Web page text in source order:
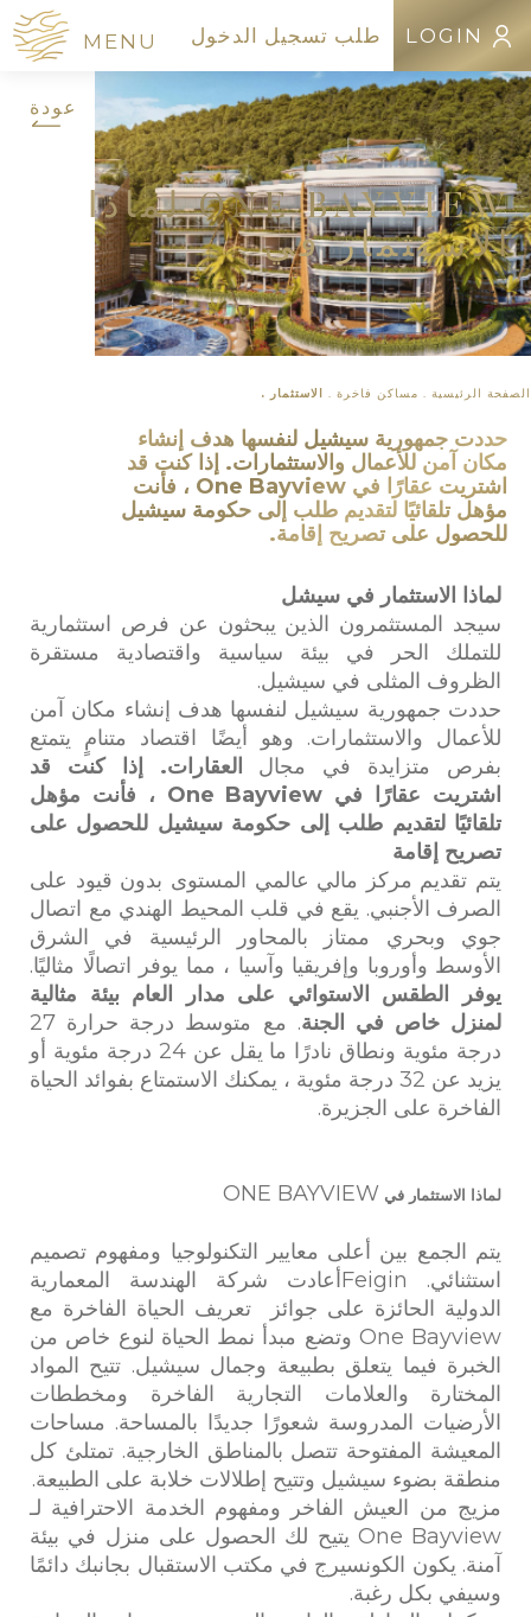
MENU ENGLISH
FRANÇAIS عربى
الرئيسية
ONE
BAYVIEW
التعليمات
نادر بشكل
طبيعي
القصص
موقع
الحياة
الكواليس
نظرة عامة
تطوير
الاستثمار
وسائل
الراحة
خدمة
الكونسيرج
العلامات
أجنحة
الإقامة
الجوائز
القسم
التجاري
NEWS
جزر سيشل
الصحافة و
الإعلام
Copyright ©
ONE
BAYVIEW -
SEYCHELLES
2020
Development
and Design:
طلب تسجيل الدخول LOGIN
LOGIN
تسجيل
ONE BAYVIEW لماذا
الاستثمار في
عودة
ONE BAYVIEW لماذا
الاستثمار في
الصفحة الرئيسية . مساكن فاخرة . الاستثمار .
حددت جمهورية سيشيل لنفسها هدف إنشاء
مكان آمن للأعمال والاستثمارات. إذا كنت قد
اشتريت عقارًا في
مؤهل تلقائيًا لتقديم طلب إلى حكومة سيشيل
للحصول على تصريح إقامة.
لماذا الاستثمار في سيشل
سيجد المستثمرون الذين يبحثون عن فرص استثمارية
للتملك الحر في بيئة سياسية واقتصادية مستقرة
الظروف المثلى في سيشيل.
حددت جمهورية سيشيل لنفسها هدف إنشاء مكان آمن
للأعمال والاستثمارات. وهو أيضًا اقتصاد متنامٍ يتمتع
بفرص متزايدة في مجال
العقارات. إذا كنت قد
اشتريت عقارًا في One Bayview ، فأنت مؤهل
تلقائيًا لتقديم طلب إلى حكومة سيشيل للحصول على
تصريح إقامة
يتم تقديم مركز مالي عالمي المستوى بدون قيود على
الصرف الأجنبي. يقع في قلب المحيط الهندي مع اتصال
جوي وبحري ممتاز بالمحاور الرئيسية في الشرق
الأوسط وأوروبا وإفريقيا وآسيا ، مما يوفر اتصالًا مثاليًا.
يوفر الطقس الاستوائي على مدار العام بيئة مثالية
لمنزل خاص في الجنة
. مع متوسط ​​درجة حرارة 27
درجة مئوية ونطاق نادرًا ما يقل عن 24 درجة مئوية أو
يزيد عن 32 درجة مئوية ، يمكنك الاستمتاع بفوائد الحياة
الفاخرة على الجزيرة.
لماذا الاستثمار في ONE BAYVIEW
يتم الجمع بين أعلى معايير التكنولوجيا ومفهوم تصميم
استثنائي. Feiginأعادت شركة الهندسة المعمارية
الدولية الحائزة على جوائز تعريف الحياة الفاخرة مع
One Bayview وتضع مبدأ نمط الحياة لنوع خاص من
الخبرة فيما يتعلق بطبيعة وجمال سيشيل. تتيح المواد
المختارة والعلامات التجارية الفاخرة ومخططات
الأرضيات المدروسة شعورًا جديدًا بالمساحة. مساحات
المعيشة المفتوحة تتصل بالمناطق الخارجية. تمتلئ كل
منطقة بضوء سيشيل وتتيح إطلالات خلابة على الطبيعة.
مزيج من العيش الفاخر ومفهوم الخدمة الاحترافية لـ
One Bayview يتيح لك الحصول على منزل في بيئة
آمنة. يكون الكونسيرج في مكتب الاستقبال بجانبك دائمًا
وسيفي بكل رغبة.